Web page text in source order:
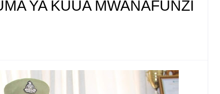
YA KUUA MWANAFUNZI